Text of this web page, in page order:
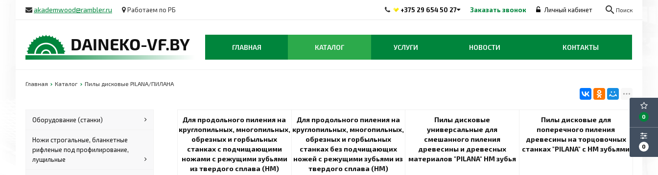
akademwood@rambler.ru Работаем по РБ search Поиск
Личный кабинет
Заказать звонок
+375 29 654 50 27
ГЛАВНАЯ КАТАЛОГ УСЛУГИ НОВОСТИ КОНТАКТЫ
Главная Каталог Пилы дисковые PILANA/ПИЛАНА
0
0
Оборудование (станки)
Ножи строгальные, бланкетные
рифленые под профилирование,
лущильные
Для продольного пиления на
круглопильных, многопильных,
обрезных и горбыльных
станках с подчищающими
ножами с режущими зубьями
из твердого сплава (HM)
Для продольного пиления на
круглопильных, многопильных,
обрезных и горбыльных
станках без подчищающих
ножей с режущими зубьями из
твердого сплава (HM)
Пилы дисковые
универсальные для
смешанного пиления
древесины и древесных
материалов "PILANA" НМ зубья
Пилы дисковые для
поперечного пиления
древесины на торцовочных
станках "PILANA" с НМ зубьями